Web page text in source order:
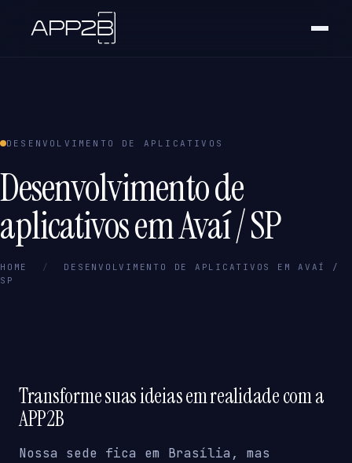
DESENVOLVIMENTO DE APLICATIVOS
Desenvolvimento de
aplicativos em Avaí / SP
HOME /
DESENVOLVIMENTO DE APLICATIVOS EM AVAÍ /
SP
Transforme suas ideias em realidade com a
APP2B
Nossa sede fica em Brasília, mas